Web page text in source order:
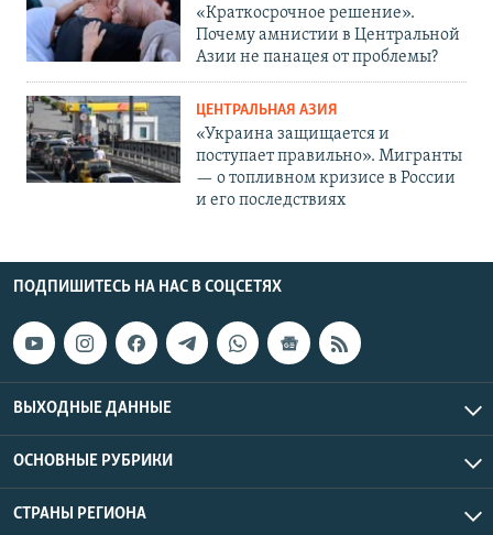
«Краткосрочное решение».
Почему амнистии в Центральной
Азии не панацея от проблемы?
ЦЕНТРАЛЬНАЯ АЗИЯ
«Украина защищается и
поступает правильно». Мигранты
— о топливном кризисе в России
и его последствиях
ПОДПИШИТЕСЬ НА НАС В СОЦСЕТЯХ
ВЫХОДНЫЕ ДАННЫЕ
ОСНОВНЫЕ РУБРИКИ
СТРАНЫ РЕГИОНА